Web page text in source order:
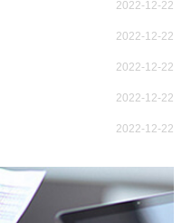
2022-12-22
2022-12-22
2022-12-22
2022-12-22
2022-12-22